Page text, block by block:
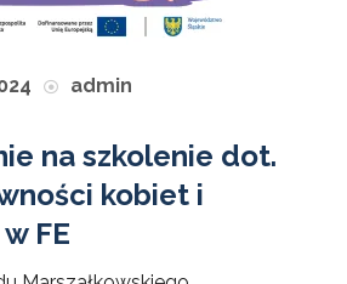
admin
na szkolenie dot.
kobiet i
FE